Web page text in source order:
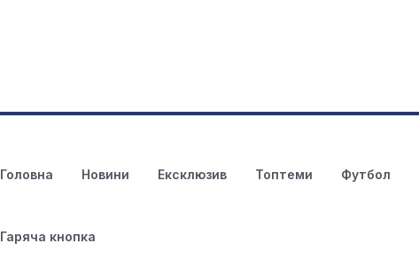
Головна Новини Ексклюзив Топтеми Футбол
Гаряча кнопка